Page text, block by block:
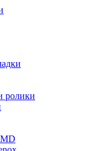
ролики